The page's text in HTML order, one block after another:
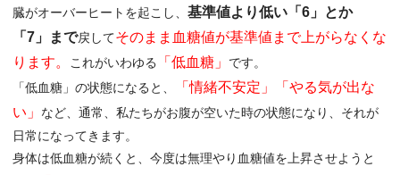
臓がオーバーヒートを起こし、基準値より低い「6」とか
「7」まで戻してそのまま血糖値が基準値まで上がらなくな
ります。 これがいわゆる 「低血糖」 です。
「低血糖」の状態になると、
「情緒不安定」「やる気が出な
い」 など、通常、私たちがお腹が空いた時の状態になり、それが
日常になってきます。
身体は低血糖が続くと、今度は無理やり血糖値を上昇させようと